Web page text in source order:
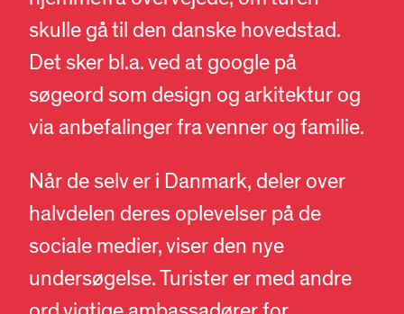
skulle gå til den danske hovedstad.
Det sker bl.a. ved at google på
søgeord som design og arkitektur og
via anbefalinger fra venner og familie.
Når de selv er i Danmark, deler over
halvdelen deres oplevelser på de
sociale medier, viser den nye
undersøgelse. Turister er med andre